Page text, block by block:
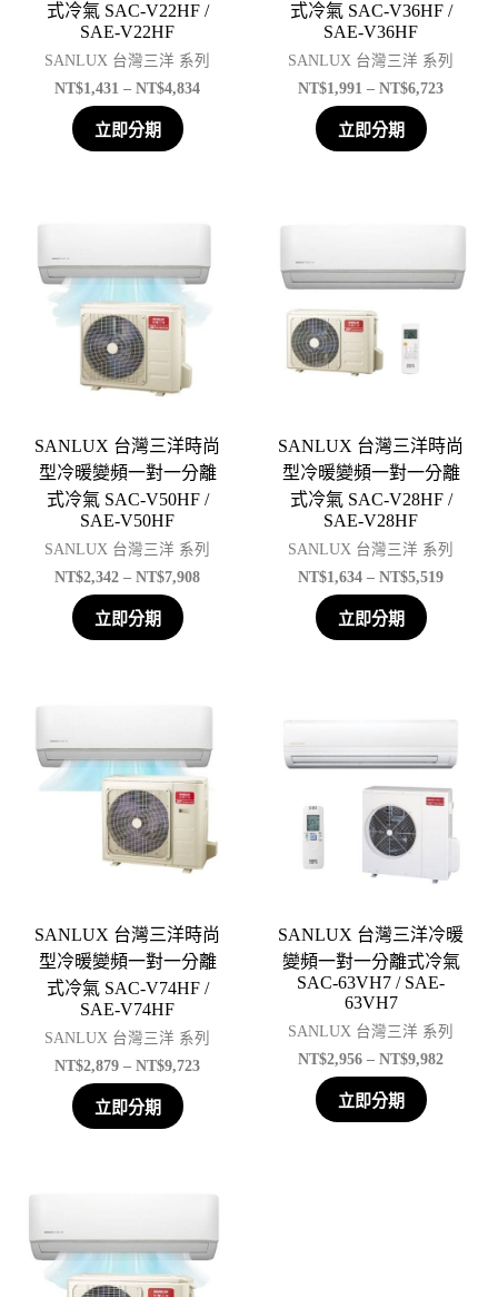
式冷氣 SAC-V22HF /
SAE-V22HF
SANLUX 台灣三洋 系列
NT$1,431 – NT$4,834
立即分期
式冷氣 SAC-V36HF /
SAE-V36HF
SANLUX 台灣三洋 系列
NT$1,991 – NT$6,723
立即分期
SANLUX 台灣三洋時尚
型冷暖變頻一對一分離
式冷氣 SAC-V50HF /
SAE-V50HF
SANLUX 台灣三洋 系列
NT$2,342 – NT$7,908
立即分期
SANLUX 台灣三洋時尚
型冷暖變頻一對一分離
式冷氣 SAC-V28HF /
SAE-V28HF
SANLUX 台灣三洋 系列
NT$1,634 – NT$5,519
立即分期
SANLUX 台灣三洋時尚
型冷暖變頻一對一分離
式冷氣 SAC-V74HF /
SAE-V74HF
SANLUX 台灣三洋 系列
NT$2,879 – NT$9,723
立即分期
SANLUX 台灣三洋冷暖
變頻一對一分離式冷氣
SAC-63VH7 / SAE-
63VH7
SANLUX 台灣三洋 系列
NT$2,956 – NT$9,982
立即分期